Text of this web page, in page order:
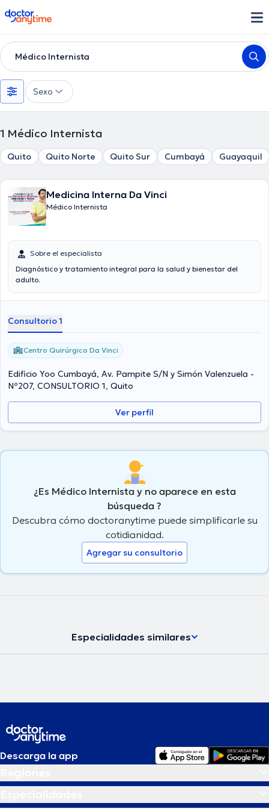
doctoranytime
Médico Internista
Sexo
1 Médico Internista
Quito Quito Norte Quito Sur Cumbayá Guayaquil
Medicina Interna Da Vinci
Médico Internista
Sobre el especialista
Diagnóstico y tratamiento integral para la salud y bienestar del
adulto.
Consultorio 1
Centro Quirúrgico Da Vinci
Edificio Yoo Cumbayá, Av. Pampite S/N y Simón Valenzuela -
Nº207, CONSULTORIO 1, Quito
Ver perfil
¿Es Médico Internista y no aparece en esta
búsqueda ?
Descubra cómo doctoranytime puede simplificarle su
cotidianidad.
Agregar su consultorio
Especialidades similares
Descarga la app